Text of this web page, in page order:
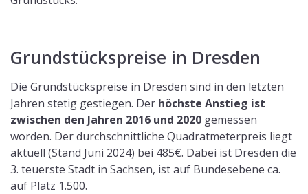
Grundstückspreise in Dresden
Die Grundstückspreise in Dresden sind in den letzten
Jahren stetig gestiegen. Der höchste Anstieg ist
zwischen den Jahren 2016 und 2020 gemessen
worden. Der durchschnittliche Quadratmeterpreis liegt
aktuell (Stand Juni 2024) bei 485€. Dabei ist Dresden die
3. teuerste Stadt in Sachsen, ist auf Bundesebene ca.
auf Platz 1.500.